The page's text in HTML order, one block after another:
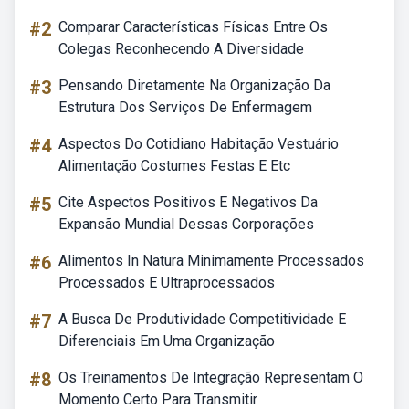
#2 Comparar Características Físicas Entre Os
Colegas Reconhecendo A Diversidade
#3 Pensando Diretamente Na Organização Da
Estrutura Dos Serviços De Enfermagem
#4 Aspectos Do Cotidiano Habitação Vestuário
Alimentação Costumes Festas E Etc
#5 Cite Aspectos Positivos E Negativos Da
Expansão Mundial Dessas Corporações
#6 Alimentos In Natura Minimamente Processados
Processados E Ultraprocessados
#7 A Busca De Produtividade Competitividade E
Diferenciais Em Uma Organização
#8 Os Treinamentos De Integração Representam O
Momento Certo Para Transmitir